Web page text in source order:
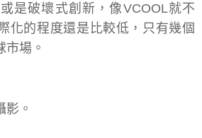
是破壞式創新，像VCOOL就不
化的程度還是比較低，只有幾個
市場。
影。